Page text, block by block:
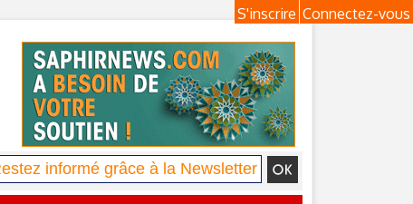
Connectez-vous
S'inscrire